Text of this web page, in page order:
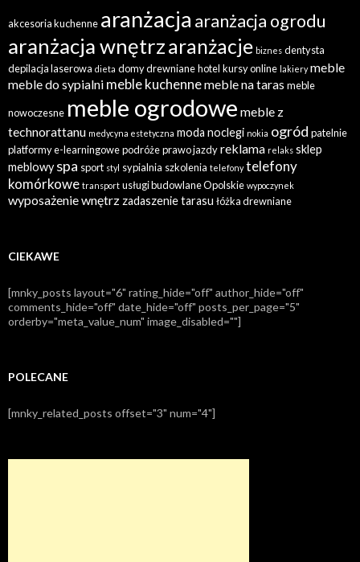
akcesoria kuchenne aranżacja aranżacja ogrodu
aranżacja wnętrzaranżacje biznes dentysta
depilacja laserowa dieta domy drewnianehotel kursy online lakiery meble
meble do sypialni meble kuchennemeble na taras meble
nowoczesne meble ogrodowe meble z
technorattanu medycyna estetyczna moda noclegi nokia ogród patelnie
platformy e-learningowepodróżeprawo jazdyreklama relaks sklep
meblowy spa sport styl sypialnia szkolenia telefony telefony
komórkowe transport usługi budowlane Opolskie wypoczynek
wyposażenie wnętrz zadaszenie tarasu łóżka drewniane
CIEKAWE
[mnky_posts layout="6" rating_hide="off" author_hide="off"
comments_hide="off" date_hide="off" posts_per_page="5"
orderby="meta_value_num" image_disabled=""]
POLECANE
[mnky_related_posts offset="3" num="4"]